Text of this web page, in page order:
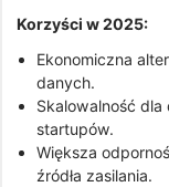
Korzyści w 2025:
Ekonomiczna
danych.
Skalowalność
startupów.
Większa
źródła zasilania.